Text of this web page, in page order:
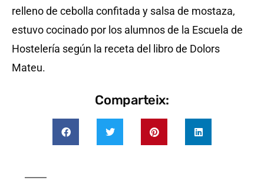
relleno de cebolla confitada y salsa de mostaza,
estuvo cocinado por los alumnos de la Escuela de
Hostelería según la receta del libro de Dolors
Mateu.
Comparteix: